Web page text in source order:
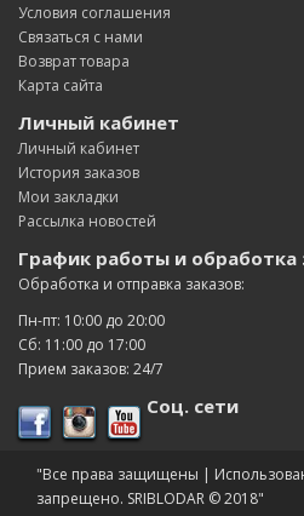
Условия соглашения
Связаться с нами
Возврат товара
Карта сайта
Личный кабинет
Личный кабинет
История заказов
Мои закладки
Рассылка новостей
График работы и обработка
Обработка и отправка заказов:
Пн-пт: 10:00 до 20:00
Сб: 11:00 до 17:00
Прием заказов: 24/7
Соц. сети
"Все права защищены |
запрещено. SRIBLODAR © 2018"